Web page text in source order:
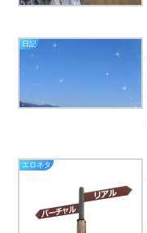
日記
エロネタ